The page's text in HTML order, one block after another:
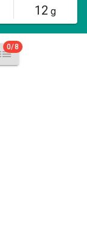
12 g
0/8